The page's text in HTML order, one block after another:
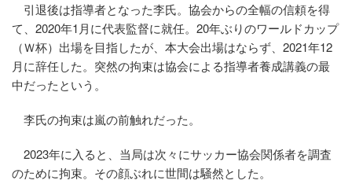
引退後は指導者となった李氏。協会からの全幅の信頼を得
て、2020年1月に代表監督に就任。20年ぶりのワールドカップ
（Ｗ杯）出場を目指したが、本大会出場はならず、2021年12
月に辞任した。突然の拘束は協会による指導者養成講義の最
中だったという。
李氏の拘束は嵐の前触れだった。
2023年に入ると、当局は次々にサッカー協会関係者を調査
のために拘束。その顔ぶれに世間は騒然とした。